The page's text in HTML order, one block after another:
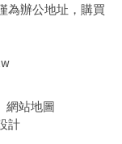
為辦公地址，購買
網站地圖
計